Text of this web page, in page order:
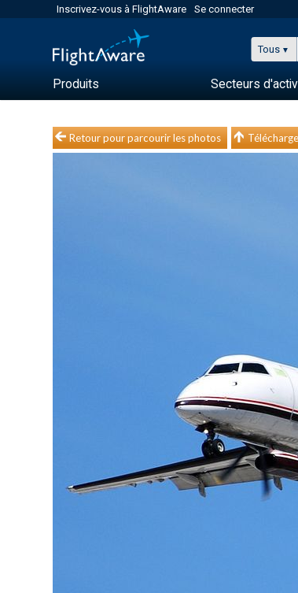
Inscrivez-vous à FlightAware Se connecter
Tous
Produits Secteurs
Retour pour parcourir les photos